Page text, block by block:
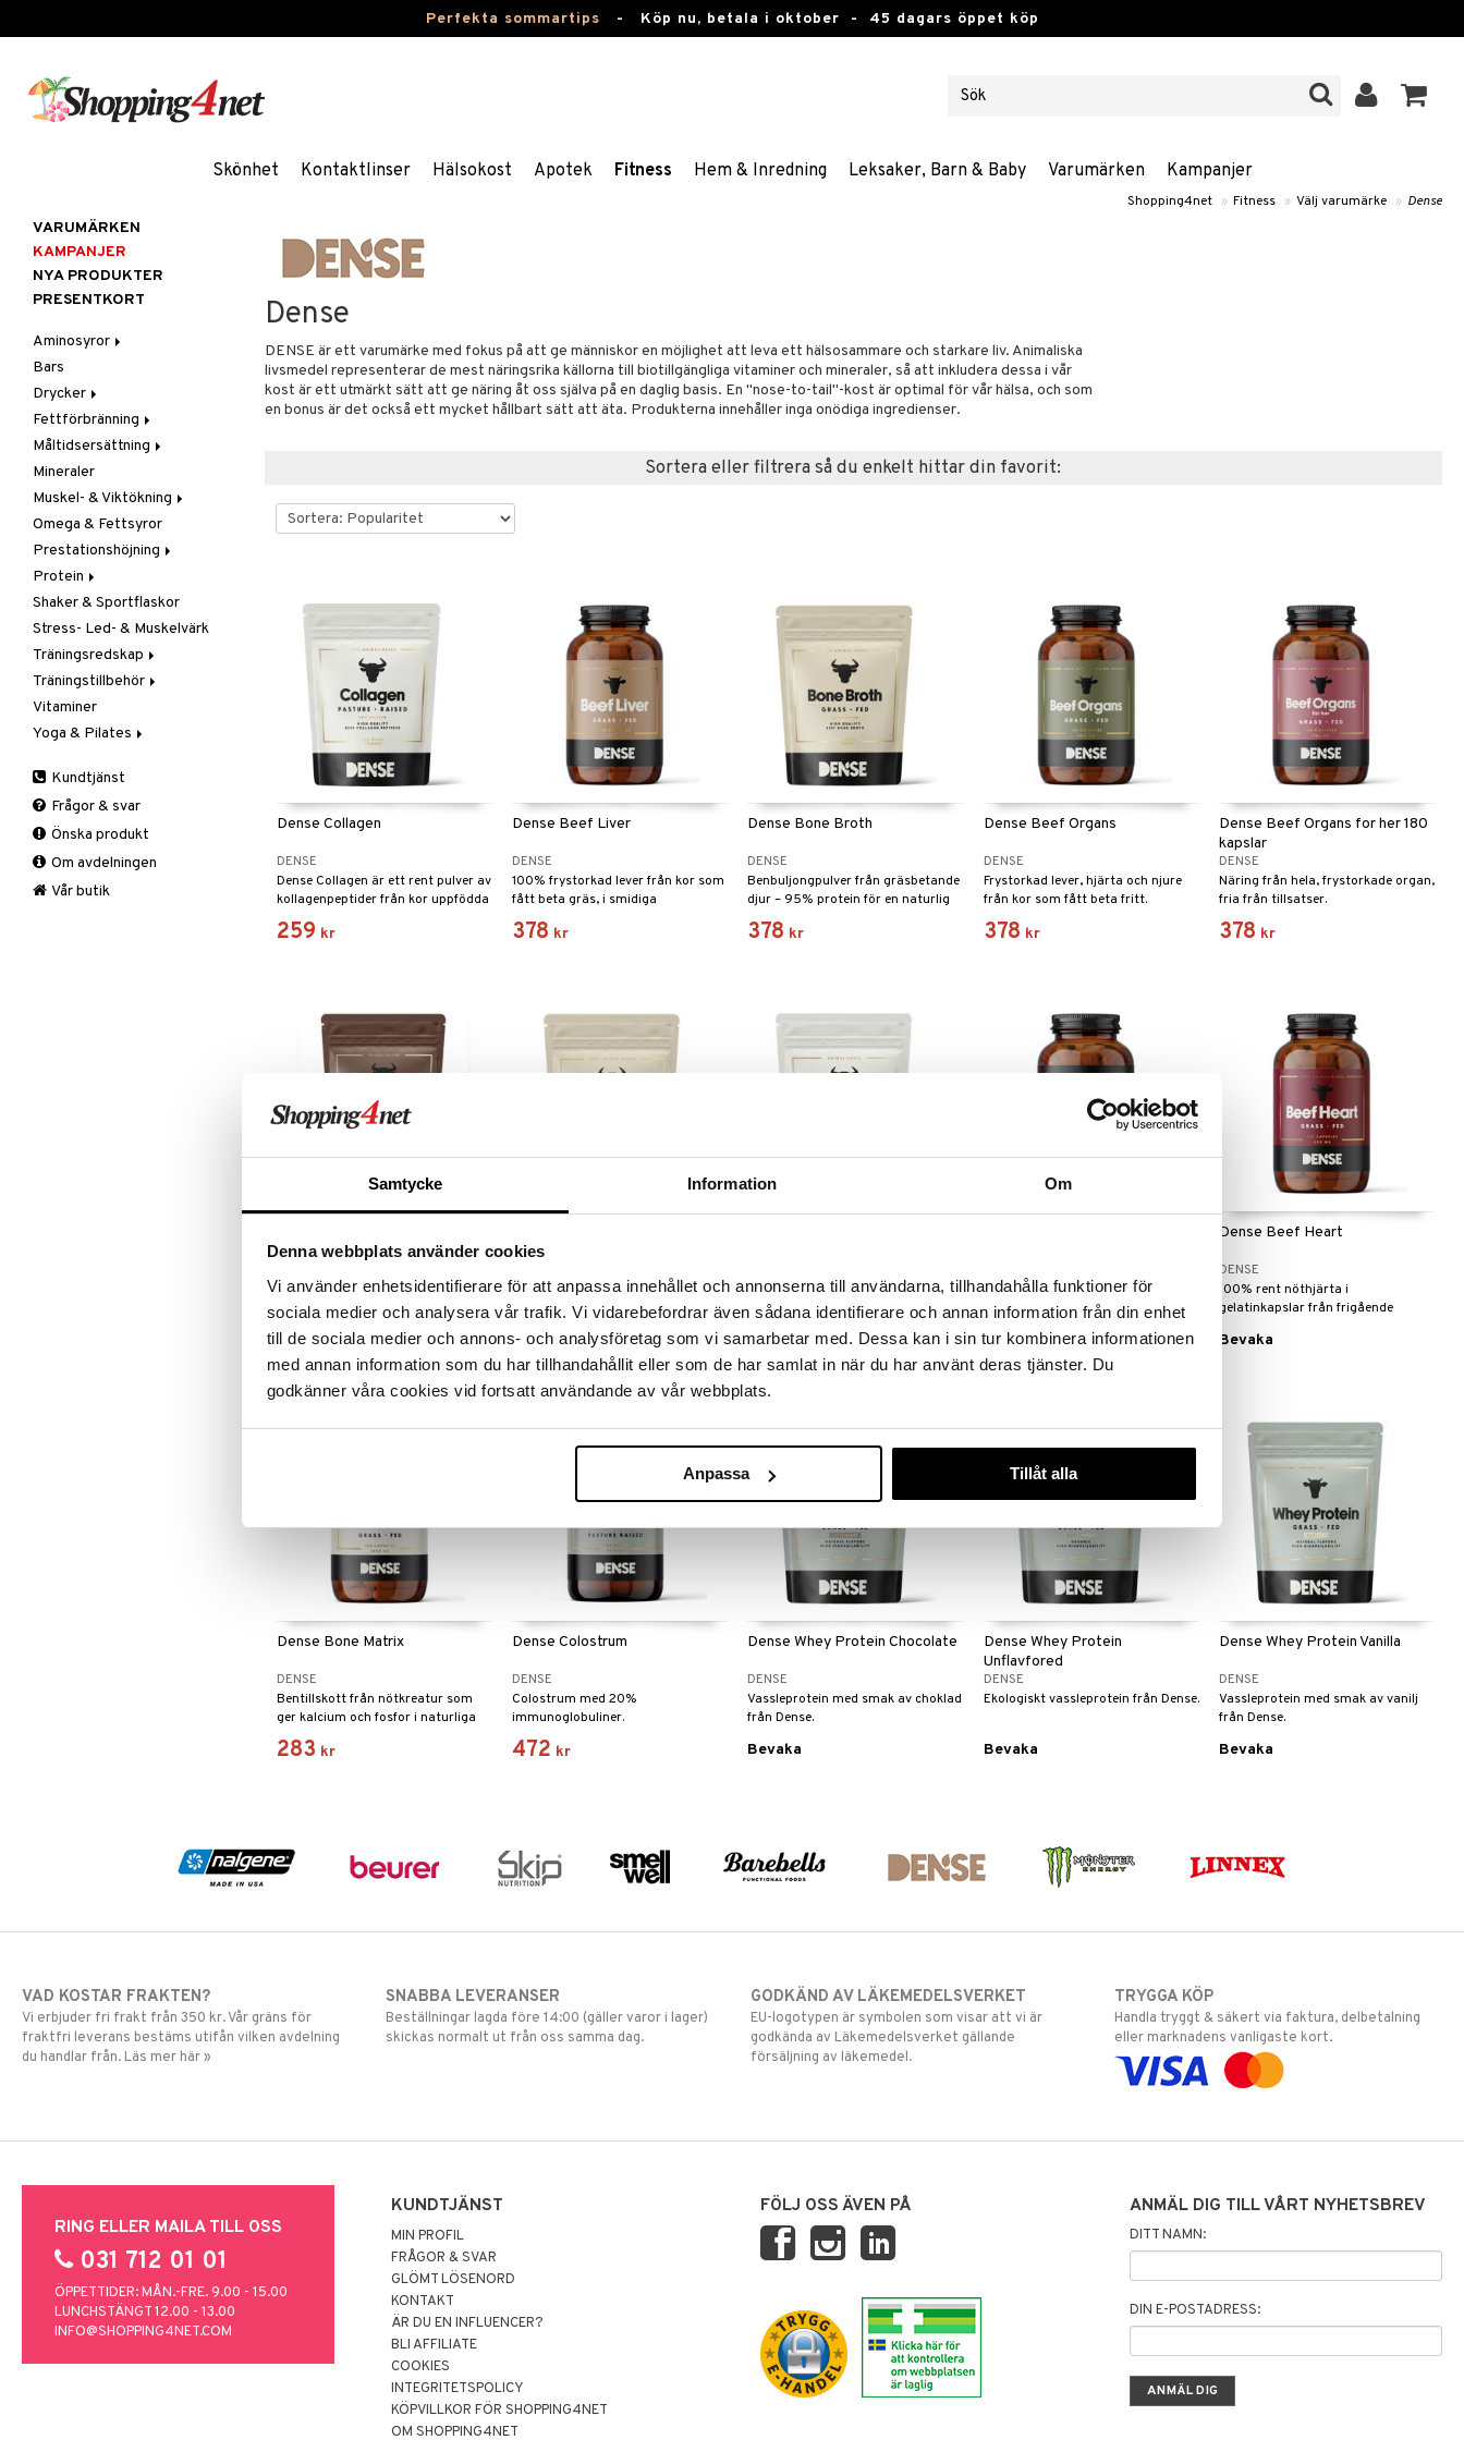
Samtycke Information Om
Denna webbplats använder cookies
Vi använder enhetsidentifierare för att anpassa innehållet och annonserna till användarna, tillhandahålla funktioner för
sociala medier och analysera vår trafik. Vi vidarebefordrar även sådana identifierare och annan information från din enhet
till de sociala medier och annons- och analysföretag som vi samarbetar med. Dessa kan i sin tur kombinera informationen
med annan information som du har tillhandahållit eller som de har samlat in när du har använt deras tjänster. Du
godkänner våra cookies vid fortsatt användande av vår webbplats.
Anpassa Tillåt alla
Perfekta sommartips - Köp nu, betala i oktober - 45 dagars öppet köp
Skönhet Kontaktlinser Hälsokost Apotek Fitness Hem & Inredning Leksaker, Barn & Baby Varumärken Kampanjer
Shopping4net » Fitness » Välj varumärke » Dense
Dense
DENSE är ett varumärke med fokus på att ge människor en möjlighet att leva ett hälsosammare och starkare liv. Animaliska
livsmedel representerar de mest näringsrika källorna till biotillgängliga vitaminer och mineraler, så att inkludera dessa i vår
kost är ett utmärkt sätt att ge näring åt oss själva på en daglig basis. En "nose-to-tail"-kost är optimal för vår hälsa, och som
en bonus är det också ett mycket hållbart sätt att äta. Produkterna innehåller inga onödiga ingredienser.
Sortera eller filtrera så du enkelt hittar din favorit:
Dense Collagen
DENSE
Dense Collagen är ett rent pulver av
kollagenpeptider från kor uppfödda
på öppna betesmarker i Brasilien.
259 kr
Dense Beef Liver
DENSE
100% frystorkad lever från kor som
fått beta gräs, i smidiga
gelatinkapslar. 750 mg frystorkad
lever per kapsel.
378 kr
Dense Bone Broth
DENSE
Benbuljongpulver från gräsbetande
djur – 95% protein för en naturlig
källa till näring.
378 kr
Dense Beef Organs
DENSE
Frystorkad lever, hjärta och njure
från kor som fått beta fritt.
378 kr
Dense Beef Organs for her 180
kapslar
DENSE
Näring från hela, frystorkade organ,
fria från tillsatser.
378 kr
Välsmakande, hydrolyserat
biffprotein utan hormoner,
Dessutom helt utan allergener.
378 kr
Dense biffprotein är ett
välsmakande, hydrolyserat
antibiotika eller pesticider.
378 kr
Välsmakande, hydrolyserat
biffprotein utan hormoner,
378 kr
Tjurtestiklar med Ostron & Lever
från DENSE innehåller varsamt
tillsammans med lever och
ostronextrakt.
559 kr
Dense Beef Heart
DENSE
100% rent nöthjärta i
gelatinkapslar från frigående
Bevaka
Dense Bone Matrix
DENSE
Bentillskott från nötkreatur som
ger kalcium och fosfor i naturliga
förhållanden (2:1), spårmineraler,
typ I kollagen och andra peptider.
283 kr
Dense Colostrum
DENSE
Colostrum med 20%
immunoglobuliner.
472 kr
Dense Whey Protein Chocolate
DENSE
Vassleprotein med smak av choklad
från Dense.
Bevaka
Dense Whey Protein
Unflavfored
DENSE
Ekologiskt vassleprotein från Dense.
Bevaka
Dense Whey Protein Vanilla
DENSE
Vassleprotein med smak av vanilj
från Dense.
Bevaka
VARUMÄRKEN
KAMPANJER
NYA PRODUKTER
PRESENTKORT
Aminosyror
Kapslar & Tabletter
Pulver & Drycker
Bars
Drycker
Sportdrycker
Fettförbränning
Kapslar & Tabletter
Måltidsersättning
Pulver & Drycker
Mineraler
Muskel- & Viktökning
Aminosyror
Gainer
Kreatin
Övriga
Omega & Fettsyror
Prestationshöjning
Kreatin
Övriga
Pre-Workout
Protein
Blandat protein
Soja- & Äggprotein
Vassleprotein
Shaker & Sportflaskor
Stress- Led- & Muskelvärk
Träningsredskap
Kondition
Styrka
Tillbehör
Träningstillbehör
Gåstav
Övrigt
Armbåge
Handled
Knä
Vad
Vrist
Vitaminer
Yoga & Pilates
Tillbehör
Kundtjänst
Frågor & svar
Önska produkt
Om avdelningen
Vår butik
VAD KOSTAR FRAKTEN?
Vi erbjuder fri frakt från 350 kr. Vår gräns för
fraktfri leverans bestäms utifån vilken avdelning
du handlar från. Läs mer här »
SNABBA LEVERANSER
Beställningar lagda före 14:00 (gäller varor i lager)
skickas normalt ut från oss samma dag.
GODKÄND AV LÄKEMEDELSVERKET
EU-logotypen är symbolen som visar att vi är
godkända av Läkemedelsverket gällande
försäljning av läkemedel.
TRYGGA KÖP
Handla tryggt & säkert via faktura, delbetalning
eller marknadens vanligaste kort.
RING ELLER MAILA TILL OSS
031 712 01 01
ÖPPETTIDER: MÅN.-FRE. 9.00 - 15.00
LUNCHSTÄNGT 12.00 - 13.00
INFO@SHOPPING4NET.COM
KUNDTJÄNST
MIN PROFIL
FRÅGOR & SVAR
GLÖMT LÖSENORD
KONTAKT
ÄR DU EN INFLUENCER?
BLI AFFILIATE
COOKIES
INTEGRITETSPOLICY
KÖPVILLKOR FÖR SHOPPING4NET
OM SHOPPING4NET
FÖLJ OSS ÄVEN PÅ ANMÄL DIG TILL VÅRT NYHETSBREV
DITT NAMN:
DIN E-POSTADRESS: